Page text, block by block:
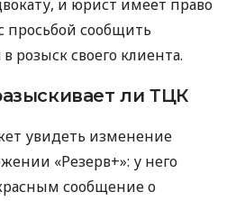
и юрист имеет право
просьбой сообщить
розыск своего клиента.
ли ТЦК
увидеть изменение
«Резерв+»: у него
сообщение о